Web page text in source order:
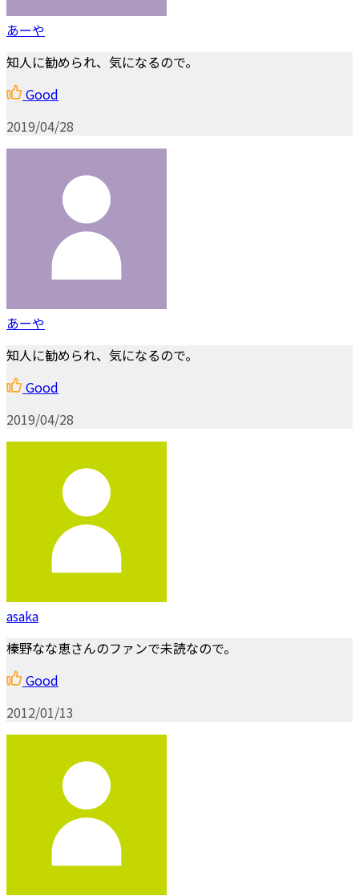
あーや
知人に勧められ、気になるので。
Good
2019/04/28
あーや
知人に勧められ、気になるので。
Good
2019/04/28
asaka
榛野なな恵さんのファンで未読なので。
Good
2012/01/13